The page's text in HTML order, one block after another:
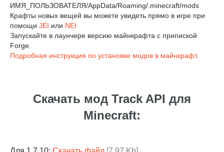
ИМЯ_ПОЛЬЗОВАТЕЛЯ/AppData/Roaming/.minecraft/mods
Крафты новых вещей вы можете увидеть прямо в игре при
помощи JEI или NEI
Запускайте в лаунчере версию майнкрафта с припиской
Forge.
Подробная инструкция по установке модов в майнкрафт.
Скачать мод Track API для
Minecraft: